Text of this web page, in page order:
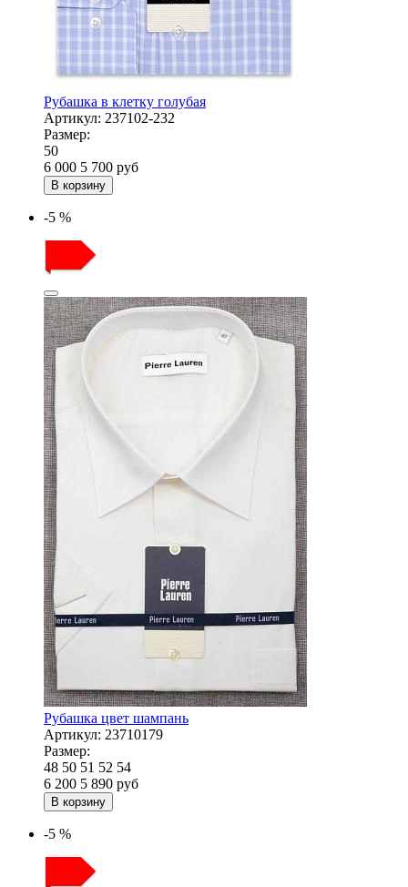
Рубашка в клетку голубая
Артикул: 237102-232
Размер:
50
6 000 5 700 руб
В корзину
-5 %
Рубашка цвет шампань
Артикул: 23710179
Размер:
48 50 51 52 54
6 200 5 890 руб
В корзину
-5 %